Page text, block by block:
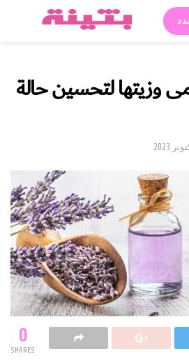
وزيتها لتحسين حالة
0
SHARES